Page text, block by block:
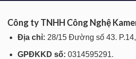
Công ty TNHH Công Nghệ
Địa chỉ: 28/15 Đường số 43.
GPĐKKD số: 0314595291.